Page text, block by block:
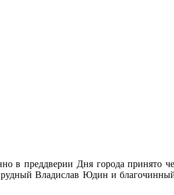
в преддверии Дня города принято
Владислав Юдин и